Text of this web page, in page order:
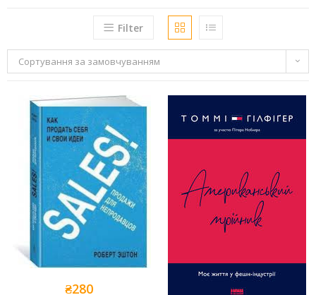
Filter
Сортування за замовчуванням
₴280